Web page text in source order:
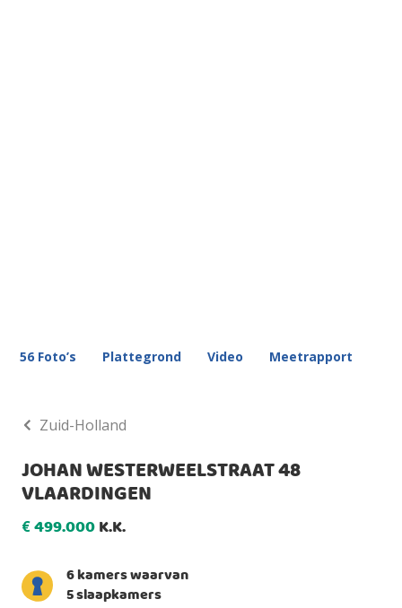
56 Foto’s Plattegrond Video Meetrapport
Zuid-Holland
JOHAN WESTERWEELSTRAAT 48
VLAARDINGEN
€499.000K.K.
6 kamers waarvan
5 slaapkamers